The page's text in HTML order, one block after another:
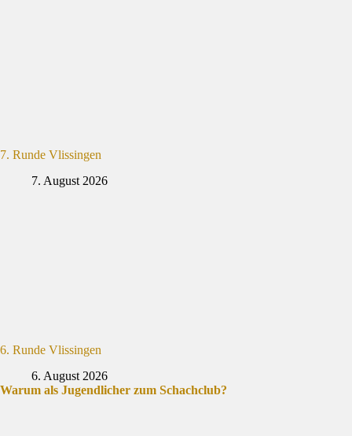
7. Runde Vlissingen
7. August 2026
6. Runde Vlissingen
6. August 2026
Warum als Jugendlicher zum Schachclub?